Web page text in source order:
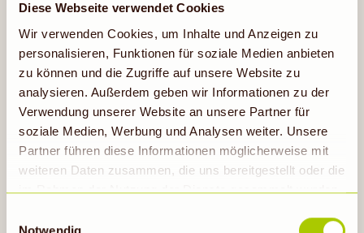
Diese Webseite verwendet Cookies
Wir verwenden Cookies, um Inhalte und Anzeigen zu
personalisieren, Funktionen für soziale Medien anbieten
zu können und die Zugriffe auf unsere Website zu
analysieren. Außerdem geben wir Informationen zu der
Verwendung unserer Website an unsere Partner für
soziale Medien, Werbung und Analysen weiter. Unsere
Partner führen diese Informationen möglicherweise mit
weiteren Daten zusammen, die uns bereitgestellt oder die
im Rahmen der Nutzung der Dienste gesammelt wurden.
erhobenen Daten in den USA durch Google: Unsere
Du hast ein Anliegen, das individueller ist? Kein
Problem. Über unser Kontaktformular erreichst
du unser Team direkt - wir kümmern uns schnell
und zuverlässig um dein Anliegen.
Zum Formular